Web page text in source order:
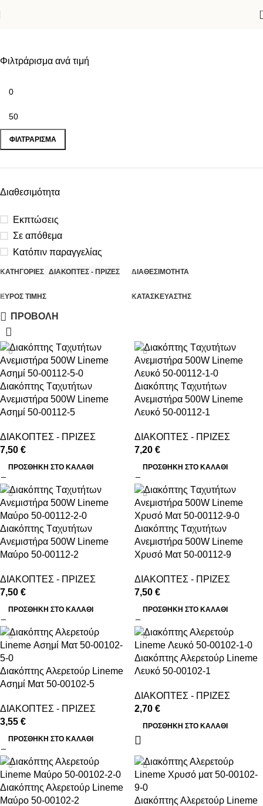
Φιλτράρισμα ανά τιμή
ΦΙΛΤΡΆΡΙΣΜΑ
Διαθεσιμότητα
Εκπτώσεις
Σε απόθεμα
Κατόπιν παραγγελίας
ΚΑΤΗΓΟΡΙΕΣ ΔΙΑΚΟΠΤΕΣ - ΠΡΙΖΕΣ ΔΙΑΘΕΣΙΜΟΤΗΤΑ
ΕΥΡΟΣ ΤΙΜΗΣ ΚΑΤΑΣΚΕΥΑΣΤΗΣ
ΠΡΟΒΟΛΗ
Διακόπτης Tαχυτήτων
Ανεμιστήρα 500W Lineme
Ασημί 50-00112-5
ΔΙΑΚΟΠΤΕΣ - ΠΡΙΖΕΣ
7,50 €
ΠΡΟΣΘΉΚΗ ΣΤΟ ΚΑΛΆΘΙ
Διακόπτης Tαχυτήτων
Ανεμιστήρα 500W Lineme
Λευκό 50-00112-1
ΔΙΑΚΟΠΤΕΣ - ΠΡΙΖΕΣ
7,20 €
ΠΡΟΣΘΉΚΗ ΣΤΟ ΚΑΛΆΘΙ
Διακόπτης Tαχυτήτων
Ανεμιστήρα 500W Lineme
Μαύρο 50-00112-2
ΔΙΑΚΟΠΤΕΣ - ΠΡΙΖΕΣ
7,50 €
ΠΡΟΣΘΉΚΗ ΣΤΟ ΚΑΛΆΘΙ
Διακόπτης Tαχυτήτων
Ανεμιστήρα 500W Lineme
Χρυσό Ματ 50-00112-9
ΔΙΑΚΟΠΤΕΣ - ΠΡΙΖΕΣ
7,50 €
ΠΡΟΣΘΉΚΗ ΣΤΟ ΚΑΛΆΘΙ
Διακόπτης Αλερετούρ Lineme
Ασημί Ματ 50-00102-5
ΔΙΑΚΟΠΤΕΣ - ΠΡΙΖΕΣ
3,55 €
ΠΡΟΣΘΉΚΗ ΣΤΟ ΚΑΛΆΘΙ
Διακόπτης Αλερετούρ Lineme
Λευκό 50-00102-1
ΔΙΑΚΟΠΤΕΣ - ΠΡΙΖΕΣ
2,70 €
ΠΡΟΣΘΉΚΗ ΣΤΟ ΚΑΛΆΘΙ
Διακόπτης Αλερετούρ Lineme
Μαύρο 50-00102-2
Διακόπτης Αλερετούρ Lineme